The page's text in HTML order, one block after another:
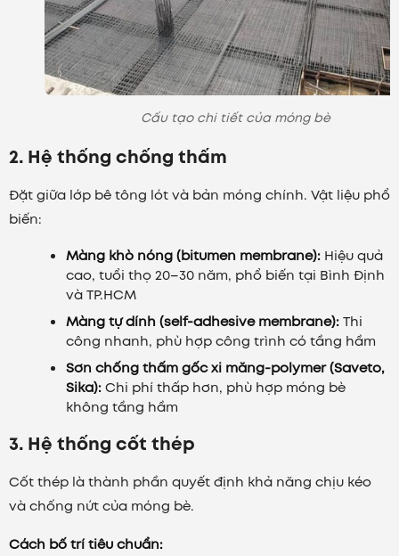
Cấu tạo chi tiết của móng bè
2. Hệ thống chống thấm
Đặt giữa lớp bê tông lót và bản móng chính. Vật liệu phổ
biến:
Màng khò nóng (bitumen membrane): Hiệu quả
cao, tuổi thọ 20–30 năm, phổ biến tại Bình Định
và TP.HCM
Màng tự dính (self-adhesive membrane):Thi
công nhanh, phù hợp công trình có tầng hầm
Sơn chống thấm gốc xi măng-polymer (Saveto,
Sika):Chi phí thấp hơn, phù hợp móng bè
không tầng hầm
3. Hệ thống cốt thép
Cốt thép là thành phần quyết định khả năng chịu kéo
và chống nứt của móng bè.
Cách bố trí tiêu chuẩn: